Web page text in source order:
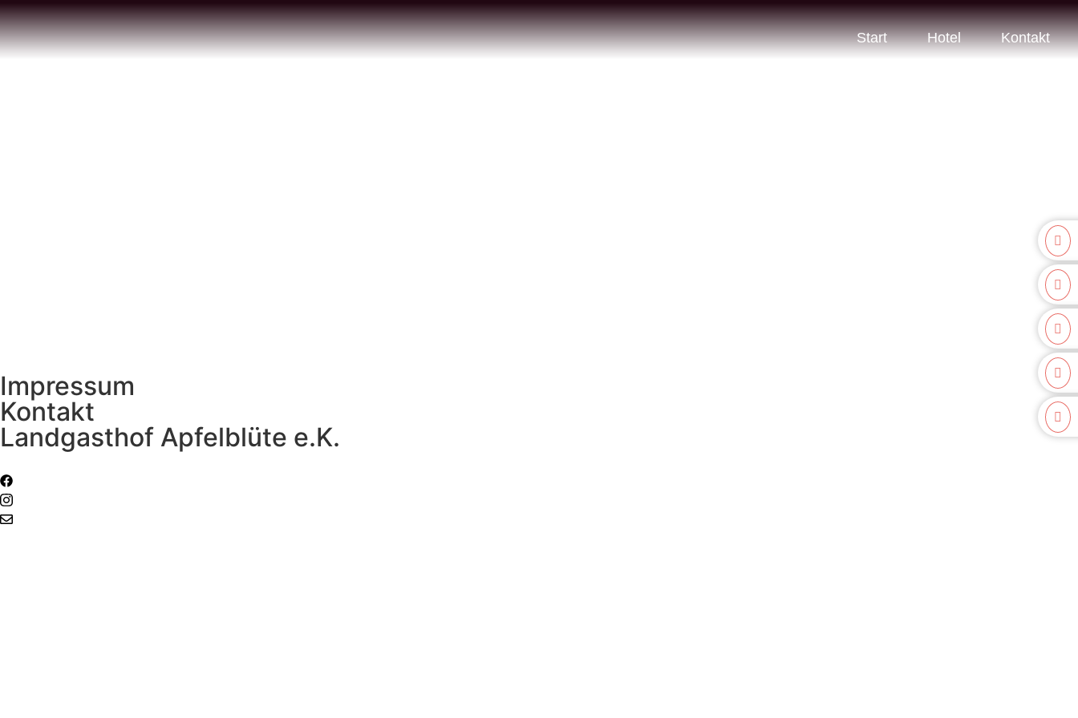
Start Hotel Kontakt
Impressum
Kontakt
Landgasthof Apfelblüte e.K.